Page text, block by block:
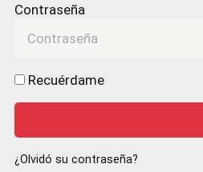
Contraseña
Recuérdame
¿Olvidó su contraseña?